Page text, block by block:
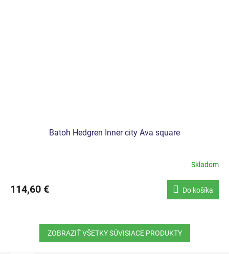
Batoh Hedgren Inner city Ava square
Skladom
114,60 € Do košíka
ZOBRAZIŤ VŠETKY SÚVISIACE PRODUKTY